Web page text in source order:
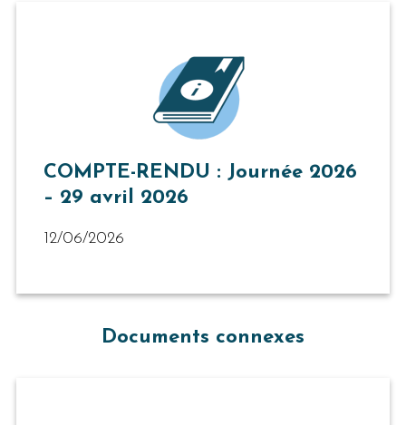
COMPTE-RENDU : Journée 2026
– 29 avril 2026
12/06/2026
Documents connexes